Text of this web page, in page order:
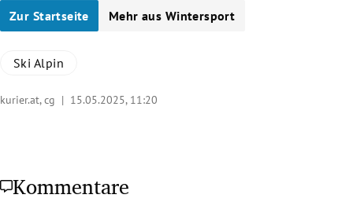
Zur Startseite Mehr aus Wintersport
Ski Alpin
kurier.at, cg | 15.05.2025, 11:20
Kommentare